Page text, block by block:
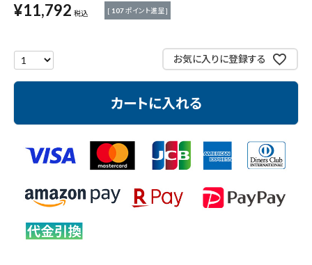
収納・腰袋・ワーク用品
ガイドライン
¥11,792 税込 [ 107ポイント進呈 ]
お気に入りに登録する
カートに入れる